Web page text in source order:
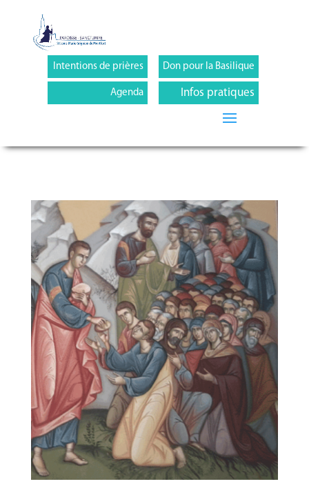
Intentions de prières
Agenda
Don pour la Basilique
Infos pratiques